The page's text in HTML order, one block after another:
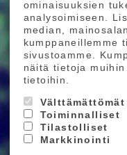
ominaisuuksien
analysoimiseen.
median,
kumppaneillemme
sivustoamme.
näitä tietoja
tietoihin.
Välttämättömät
Toiminnalliset
Tilastolliset
Markkinointi
TILAA
Tilaamalla
suoraan
Hyväksyn